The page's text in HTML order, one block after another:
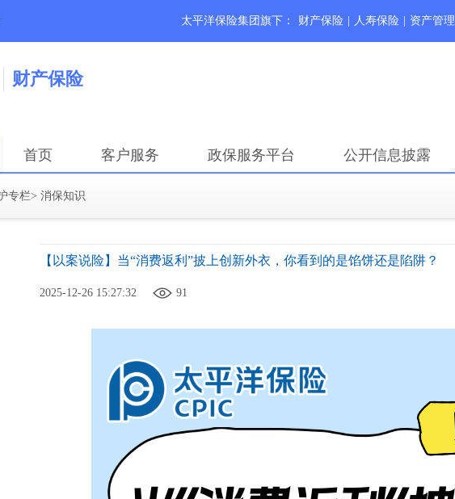
太平洋保险集团旗下： 财产保险 人寿保险 资产管理
财产保险
首页 客户服务 政保服务平台 公开信息披露
专栏> 消保知识
【以案说险】当“消费返利”披上创新外衣，你看到的是馅饼还是陷阱？
2025-12-26 15:27:32 91